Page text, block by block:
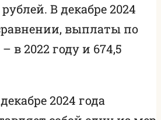
В декабре 2024
выплаты по
в 2022 году и 674,5
2024 года